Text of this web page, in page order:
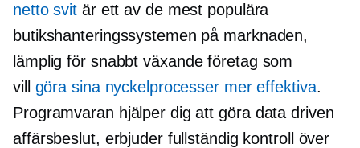
netto svit är ett av de mest populära
butikshanteringssystemen på marknaden,
lämplig för snabbt växandeföretag som
vill göra sina nyckelprocesser mer effektiva.
Programvaran hjälper dig att göra data driven
affärsbeslut, erbjuder fullständig kontroll över